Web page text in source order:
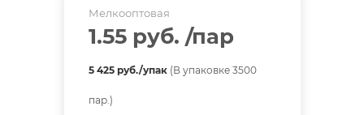
Мелкооптовая
1.55 руб. /пар
5 425 руб./упак(В упаковке 3500
пар.)